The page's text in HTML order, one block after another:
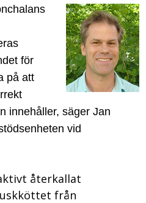
för
på att
innehåller, säger Jan
vid
återkallat
från